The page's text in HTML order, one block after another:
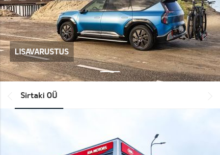
LISAVARUSTUS
*output|module_dpackage:prev*
Sirtaki OÜ